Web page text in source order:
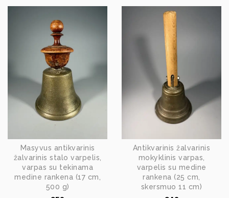
Masyvus antikvarinis
žalvarinis stalo varpelis,
varpas su tekinama
medine rankena (17 cm,
500 g)
Antikvarinis žalvarinis
mokyklinis varpas,
varpelis su medine
rankena (25 cm,
skersmuo 11 cm)